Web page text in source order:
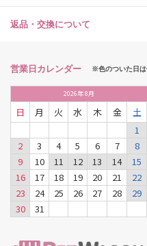
返品・交換について
営業日カレンダー ※色のついた日は
2026年8月
日 月 火 水 木 金
土
1
2
3 4 5 6 7
8
9
10 11 12 13 14
15
16
17 18 19 20 21
22
23
24 25 26 27 28
29
30
31